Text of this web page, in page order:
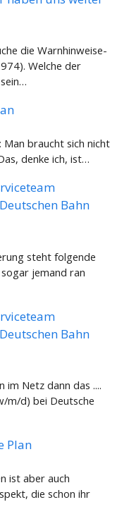
die Warnhinweise-
Welche der
braucht sich nicht
denke ich, ist…
Bahn
steht folgende
jemand ran
Bahn
im Netz dann das ....
m/d) bei Deutsche
Plan
ist aber auch
die schon ihr